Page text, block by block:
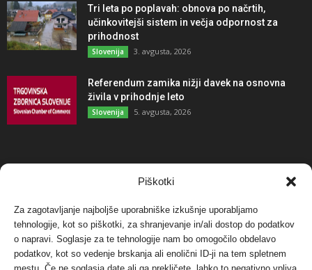
Piškotki
Za zagotavljanje najboljše uporabniške izkušnje uporabljamo
tehnologije, kot so piškotki, za shranjevanje in/ali dostop do podatkov
o napravi. Soglasje za te tehnologije nam bo omogočilo obdelavo
podatkov, kot so vedenje brskanja ali enolični ID-ji na tem spletnem
Tri leta po poplavah: obnova po načrtih,
učinkovitejši sistem in večja odpornost za
prihodnost
Slovenija 3. avgusta, 2026
Referendum zamika nižji davek na osnovna
živila v prihodnje leto
Slovenija 5. avgusta, 2026
NAJBOLJ KOMENTIRANO
Protest proti vetrnim elektrarnam na Ojstrici, v
svetu pa vedno bolj...
Dogodki 12. maja, 2017